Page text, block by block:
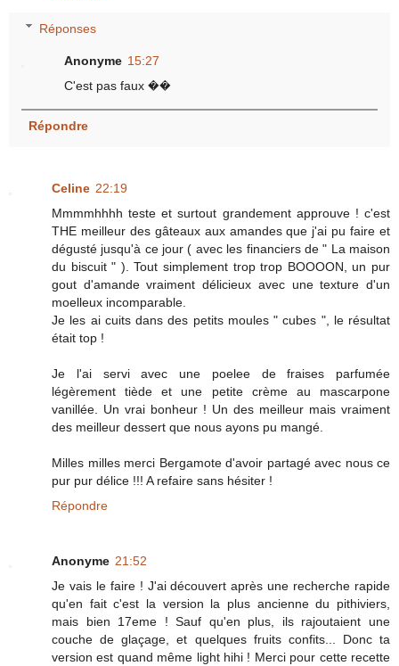
Réponses
Anonyme 15:27
C'est pas faux ��
Répondre
Celine 22:19
Mmmmhhhh teste et surtout grandement approuve ! c'est
THE meilleur des gâteaux aux amandes que j'ai pu faire et
dégusté jusqu'à ce jour ( avec les financiers de " La maison
du biscuit " ). Tout simplement trop trop BOOOON, un pur
gout d'amande vraiment délicieux avec une texture d'un
moelleux incomparable.
Je les ai cuits dans des petits moules " cubes ", le résultat
était top !
Je l'ai servi avec une poelee de fraises parfumée
légèrement tiède et une petite crème au mascarpone
vanillée. Un vrai bonheur ! Un des meilleur mais vraiment
des meilleur dessert que nous ayons pu mangé.
Milles milles merci Bergamote d'avoir partagé avec nous ce
pur pur délice !!! A refaire sans hésiter !
Répondre
Anonyme 21:52
Je vais le faire ! J'ai découvert après une recherche rapide
qu'en fait c'est la version la plus ancienne du pithiviers,
mais bien 17eme ! Sauf qu'en plus, ils rajoutaient une
couche de glaçage, et quelques fruits confits... Donc ta
version est quand même light hihi ! Merci pour cette recette